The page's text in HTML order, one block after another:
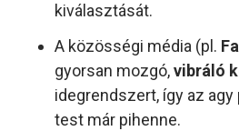
kiválasztását.
A közösségi média (pl.
gyorsan mozgó,vibráló
idegrendszert, így az agy
test már pihenne.